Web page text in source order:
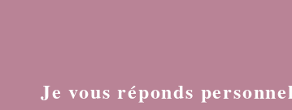
Je vous réponds